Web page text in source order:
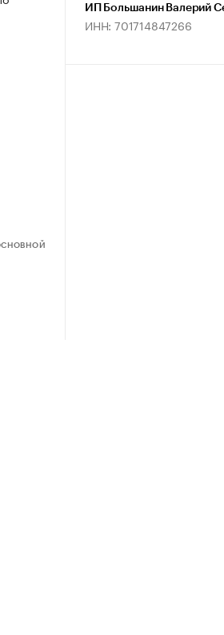
ИП Большанин Валерий
ИНН: 701714847266